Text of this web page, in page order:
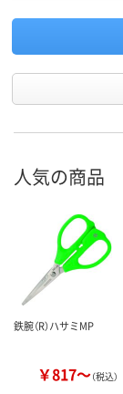
人気の商品
鉄腕（R）ハサミMP
￥817～（税込）